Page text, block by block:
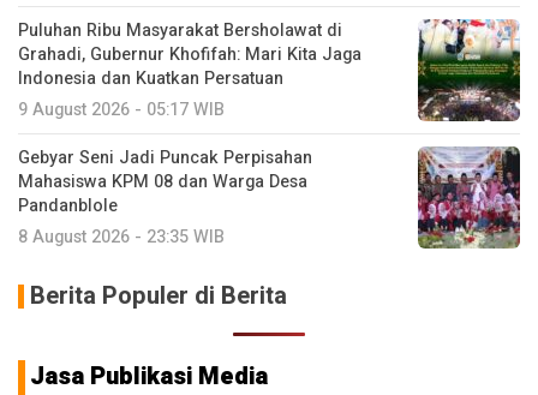
Puluhan Ribu Masyarakat Bersholawat di
Grahadi, Gubernur Khofifah: Mari Kita Jaga
Indonesia dan Kuatkan Persatuan
9 August 2026 - 05:17 WIB
Gebyar Seni Jadi Puncak Perpisahan
Mahasiswa KPM 08 dan Warga Desa
Pandanblole
8 August 2026 - 23:35 WIB
Berita Populer di Berita
Jasa Publikasi Media